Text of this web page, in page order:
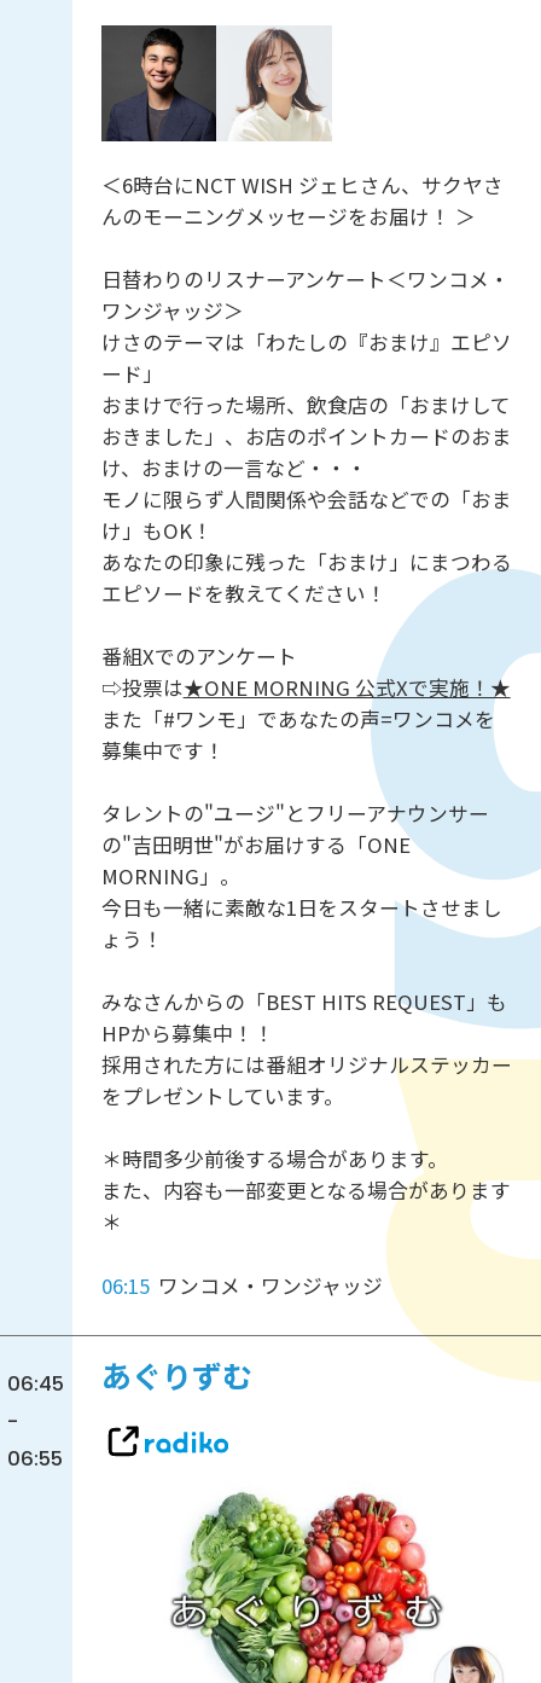
＜6時台にNCT WISH ジェヒさん、サクヤさ
んのモーニングメッセージをお届け！ ＞
日替わりのリスナーアンケート＜ワンコメ・
ワンジャッジ＞
けさのテーマは「わたしの『おまけ』エピソ
ード」
おまけで行った場所、飲食店の「おまけして
おきました」、お店のポイントカードのおま
け、おまけの一言など・・・
モノに限らず人間関係や会話などでの「おま
け」もOK！
あなたの印象に残った「おまけ」にまつわる
エピソードを教えてください！
番組Xでのアンケート
⇨投票は★ONE MORNING 公式Xで実施！★
また「#ワンモ」であなたの声=ワンコメを
募集中です！
タレントの"ユージ"とフリーアナウンサー
の"吉田明世"がお届けする「ONE
MORNING」。
今日も一緒に素敵な1日をスタートさせまし
ょう！
みなさんからの「BEST HITS REQUEST」も
HPから募集中！！
採用された方には番組オリジナルステッカー
をプレゼントしています。
＊時間多少前後する場合があります。
また、内容も一部変更となる場合があります
＊
06:15 ワンコメ・ワンジャッジ
06:45
-
06:55
あぐりずむ